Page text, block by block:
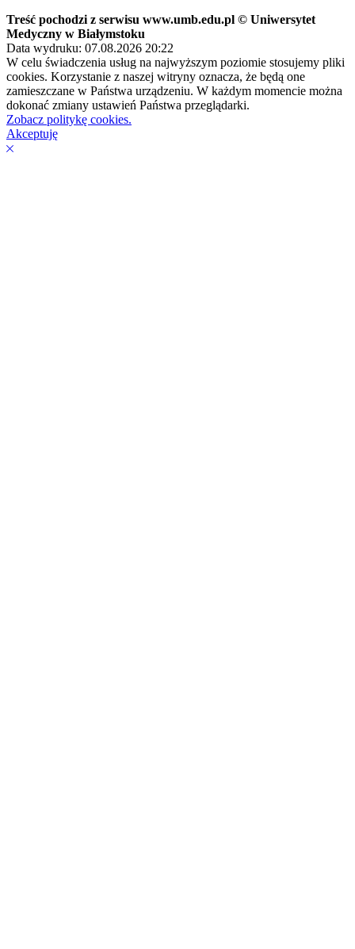
Treść pochodzi z serwisu www.umb.edu.pl © Uniwersytet
Medyczny w Białymstoku
Data wydruku: 07.08.2026 20:22
W celu świadczenia usług na najwyższym poziomie stosujemy pliki
cookies. Korzystanie z naszej witryny oznacza, że będą one
zamieszczane w Państwa urządzeniu. W każdym momencie można
dokonać zmiany ustawień Państwa przeglądarki.
Zobacz politykę cookies.
Akceptuję